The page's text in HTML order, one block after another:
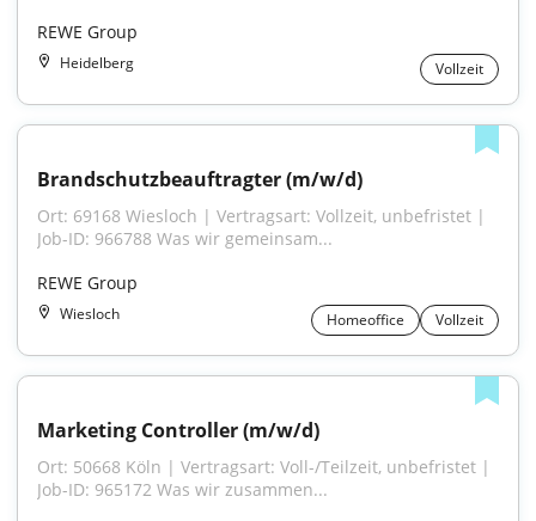
REWE Group
Heidelberg Vollzeit
Brandschutzbeauftragter (m/w/d)
Ort: 69168 Wiesloch | Vertragsart: Vollzeit, unbefristet |
Job-ID: 966788 Was wir gemeinsam...
REWE Group
Wiesloch Homeoffice Vollzeit
Marketing Controller (m/w/d)
Ort: 50668 Köln | Vertragsart: Voll-/Teilzeit, unbefristet |
Job-ID: 965172 Was wir zusammen...